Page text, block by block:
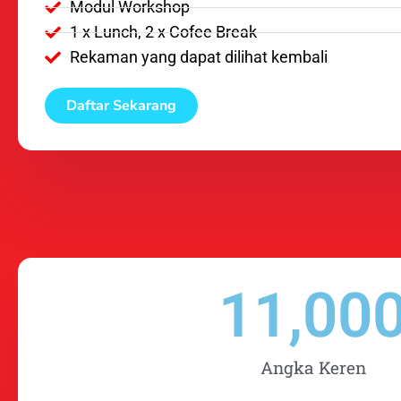
Modul Workshop
1 x Lunch, 2 x Cofee Break
Rekaman yang dapat dilihat kembali
Daftar Sekarang
Angka Keren